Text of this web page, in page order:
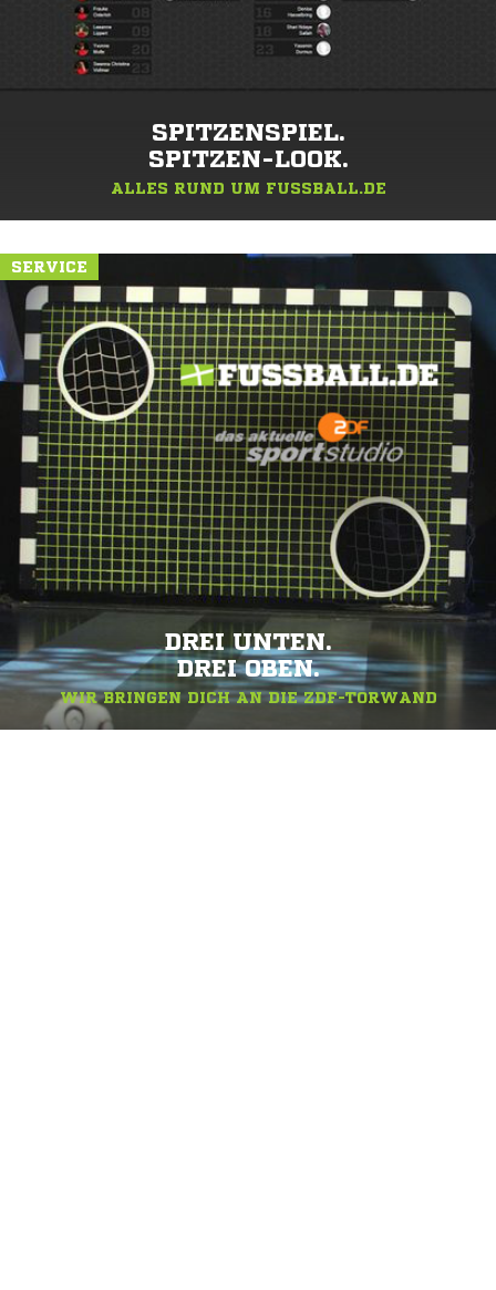
SPITZENSPIEL.
SPITZEN-LOOK.
ALLES RUND UM FUSSBALL.DE
SERVICE
DREI UNTEN.
DREI OBEN.
WIR BRINGEN DICH AN DIE ZDF-TORWAND